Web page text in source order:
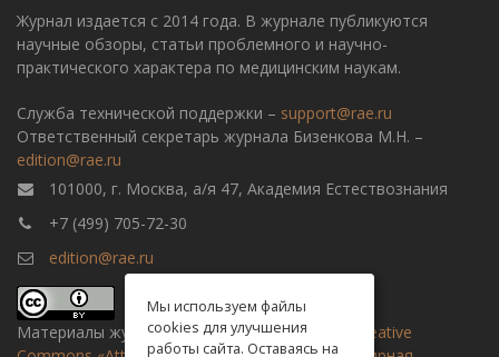
Журнал издается с 2014 года. В журнале публикуются
научные обзоры, статьи проблемного и научно-
практического характера по медицинским наукам.
Служба технической поддержки – support@rae.ru
Ответственный секретарь журнала Бизенкова М.Н. –
edition@rae.ru
101000, г. Москва, а/я 47, Академия Естествознания
+7 (499) 705-72-30
edition@rae.ru
Материалы журнала доступны полицензии Creative
Мы используем файлы
cookies для улучшения
работы сайта. Оставаясь на